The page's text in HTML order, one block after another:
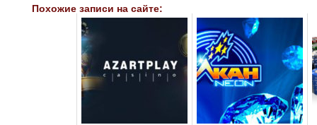
Похожие записи на сайте: